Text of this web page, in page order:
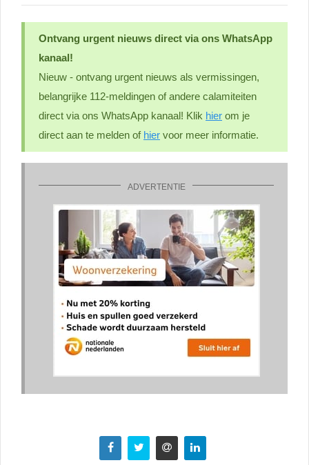
Ontvang urgent nieuws direct via ons WhatsApp
kanaal!
Nieuw - ontvang urgent nieuws als vermissingen,
belangrijke 112-meldingen of andere calamiteiten
direct via ons WhatsApp kanaal! Klik hier om je
direct aan te melden of hier voor meer informatie.